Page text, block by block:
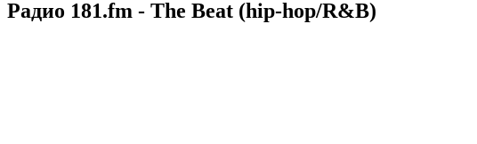
Радио 181.fm - The Beat (hip-hop/R&B)